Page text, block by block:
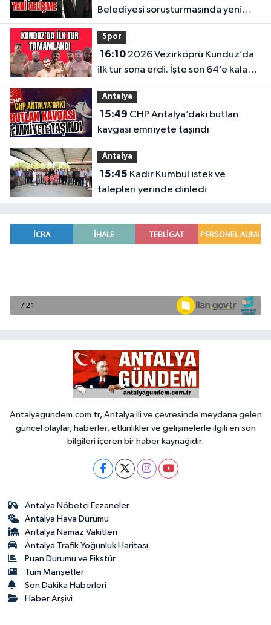
Belediyesi soruşturmasında yeni
gelişme
Spor
16:102026 Vezirköprü Kunduz’da
ilk tur sona erdi. İşte son 64’e kalan
başpehlivanlar
Antalya
15:49
kavgası emniyete taşındı
Antalya
15:45
talepleri yerinde dinledi
Antalyagundem.com.tr, Antalya ili ve çevresinde meydana gelen
güncel olaylar, haberler, etkinlikler ve gelişmelerle ilgili en son
bilgileri içeren bir haber kaynağıdır.
Antalya Nöbetçi Eczaneler
Antalya Hava Durumu
Antalya Namaz Vakitleri
Antalya Trafik Yoğunluk Haritası
Puan Durumu ve Fikstür
Tüm Manşetler
Son Dakika Haberleri
Haber Arşivi